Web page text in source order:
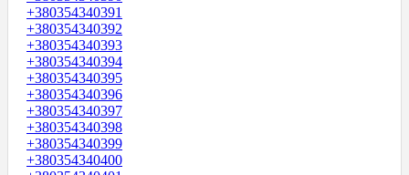
+380354340391
+380354340392
+380354340393
+380354340394
+380354340395
+380354340396
+380354340397
+380354340398
+380354340399
+380354340400